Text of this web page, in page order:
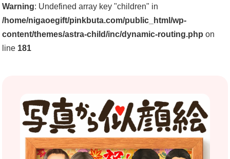
Warning: Undefined array key "children" in
/home/nigaoegift/pinkbuta.com/public_html/wp-
content/themes/astra-child/inc/dynamic-routing.php on
line 181